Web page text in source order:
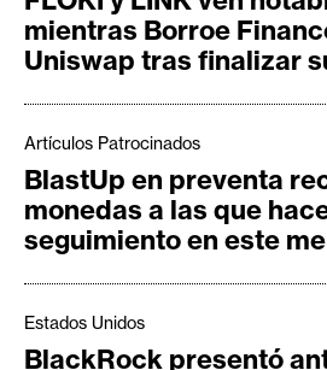
á
l
i
s
mientras Borroe
Uniswap tras finalizar
Artículos Patrocinados
BlastUp en preventa
monedas a las que
seguimiento en este
Estados Unidos
BlackRock presentó